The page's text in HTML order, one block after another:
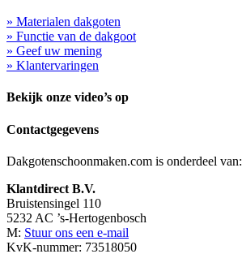
» Materialen dakgoten
» Functie van de dakgoot
» Geef uw mening
» Klantervaringen
Bekijk onze video’s op
Contactgegevens
Dakgotenschoonmaken.com is onderdeel van:
Klantdirect B.V.
Bruistensingel 110
5232 AC ’s-Hertogenbosch
M: Stuur ons een e-mail
KvK-nummer: 73518050